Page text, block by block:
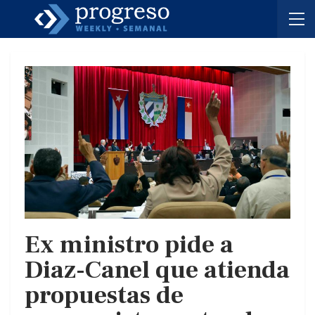
Ex ministro pide a
Diaz-Canel que atienda
propuestas de